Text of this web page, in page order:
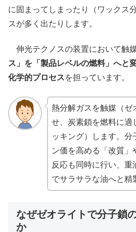
に固まってしまったり（ワックス
スが多く出たりします。
伸光テクノスの装置において触媒
ス」を「製品レベルの燃料」へと
化学的プロセスを担っています。
熱分解ガスを触媒（ゼ
せ、炭素鎖を燃料に適
ッキング）します。分
ン価を高める「改質」
反応も同時に行い、
でサラサラな油へと精
なぜゼオライトで分子鎖
か